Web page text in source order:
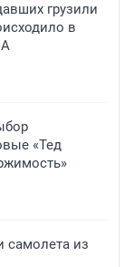
грузили
в
«Тед
самолета из